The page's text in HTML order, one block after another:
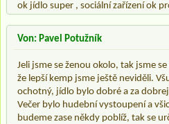
ok jídlo super , sociální zařízení ok
Von: Pavel Potužník
Jeli jsme se ženou okolo, tak jsme
že lepší kemp jsme ještě neviděli.
ochotný, jídlo bylo dobré a za
Večer bylo hudební vystoupení a
budeme zase někdy poblíž, tak se